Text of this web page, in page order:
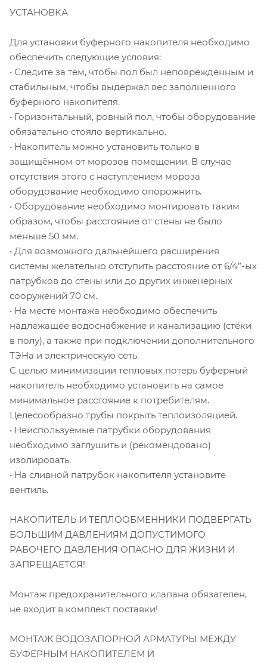
УСТАНОВКА
Для установки буферного накопителя необходимо
обеспечить следующие условия:
• Следите за тем, чтобы пол был неповреждённым и
стабильным, чтобы выдержал вес заполненного
буферного накопителя.
• Горизонтальный, ровный пол, чтобы оборудование
обязательно стояло вертикально.
• Накопитель можно установить только в
защищённом от морозов помещении. В случае
отсутствия этого с наступлением мороза
оборудование необходимо опорожнить.
• Оборудование необходимо монтировать таким
образом, чтобы расстояние от стены не было
меньше 50 мм.
• Для возможного дальнейшего расширения
системы желательно отступить расстояние от 6/4”-ых
патрубков до стены или до других инженерных
сооружений 70 см.
• На месте монтажа необходимо обеспечить
надлежащее водоснабжение и канализацию (стёки
в полу), а также при подключении дополнительного
ТЭНа и электрическую сеть.
С целью минимизации тепловых потерь буферный
накопитель необходимо установить на самое
минимальное расстояние к потребителям.
Целесообразно трубы покрыть теплоизоляцией.
• Неиспользуемые патрубки оборудования
необходимо заглушить и (рекомендовано)
изолировать.
• На сливной патрубок накопителя установите
вентиль.
НАКОПИТЕЛЬ И ТЕПЛООБМЕННИКИ ПОДВЕРГАТЬ
БОЛЬШИМ ДАВЛЕНИЯМ ДОПУСТИМОГО
РАБОЧЕГО ДАВЛЕНИЯ ОПАСНО ДЛЯ ЖИЗНИ И
ЗАПРЕЩАЕТСЯ!
Монтаж предохранительного клапана обязателен,
не входит в комплект поставки!
МОНТАЖ ВОДОЗАПОРНОЙ АРМАТУРЫ МЕЖДУ
БУФЕРНЫМ НАКОПИТЕЛЕМ И